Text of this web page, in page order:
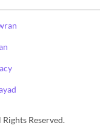
Reserved.